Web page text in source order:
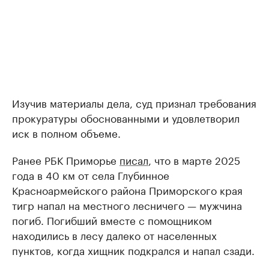
Изучив материалы дела, суд признал требования
прокуратуры обоснованными и удовлетворил
иск в полном объеме.
Ранее РБК Приморье писал , что в марте 2025
года в 40 км от села Глубинное
Красноармейского района Приморского края
тигр напал на местного лесничего — мужчина
погиб. Погибший вместе с помощником
находились в лесу далеко от населенных
пунктов, когда хищник подкрался и напал сзади.